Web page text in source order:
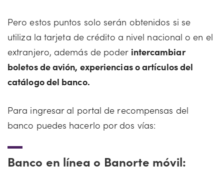
Pero estos puntos solo serán obtenidos si se
utiliza la tarjeta de crédito a nivel nacional o en el
extranjero, además de poder intercambiar
boletos de avión, experiencias o artículos del
catálogo del banco.
Para ingresar al portal de recompensas del
banco puedes hacerlo por dos vías:
Banco en línea o Banorte móvil: